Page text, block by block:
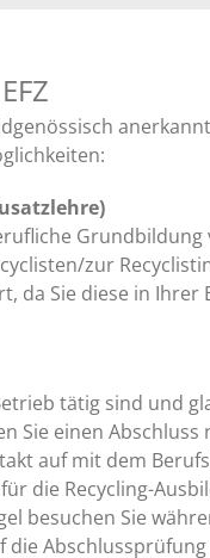
Grundbildung
zur
da Sie diese in
tätig sind und
einen Abschluss
auf mit dem
die Recycling-
besuchen Sie